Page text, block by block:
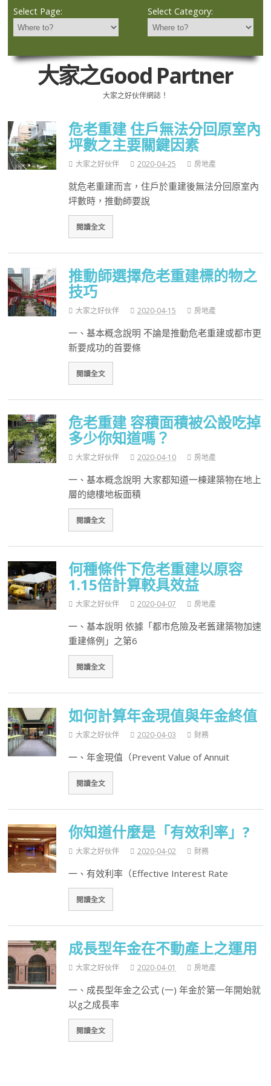
Select Page: Select Category:
大家之Good Partner
大家之好伙伴網誌！
危老重建 住戶無法分回原室內
坪數之主要關鍵因素
大家之好伙伴 2020-04-25 房地產
就危老重建而言，住戶於重建後無法分回原室內
坪數時，推動師要說
閱讀全文
推動師選擇危老重建標的物之
技巧
大家之好伙伴 2020-04-15 房地產
一、基本概念說明 不論是推動危老重建或都市更
新要成功的首要條
閱讀全文
危老重建 容積面積被公設吃掉
多少你知道嗎？
大家之好伙伴 2020-04-10 房地產
一、基本概念說明 大家都知道一棟建築物在地上
層的總樓地板面積
閱讀全文
何種條件下危老重建以原容
1.15倍計算較具效益
大家之好伙伴 2020-04-07 房地產
一、基本說明 依據「都市危險及老舊建築物加速
重建條例」之第6
閱讀全文
如何計算年金現值與年金終值
大家之好伙伴 2020-04-03 財務
一、年金現值（Prevent Value of Annuit
閱讀全文
你知道什麼是「有效利率」?
大家之好伙伴 2020-04-02 財務
一、有效利率（Effective Interest Rate
閱讀全文
成長型年金在不動產上之運用
大家之好伙伴 2020-04-01 房地產
一、成長型年金之公式 (一) 年金於第一年開始就
以g之成長率
閱讀全文